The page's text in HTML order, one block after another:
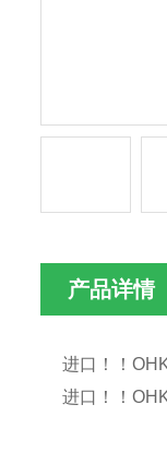
产品详情
进口！！
进口！！